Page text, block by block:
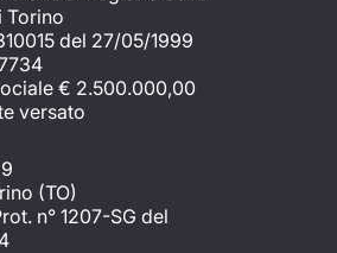
Torino
del 27/05/1999
€ 2.500.000,00
versato
(TO)
n° 1207-SG del